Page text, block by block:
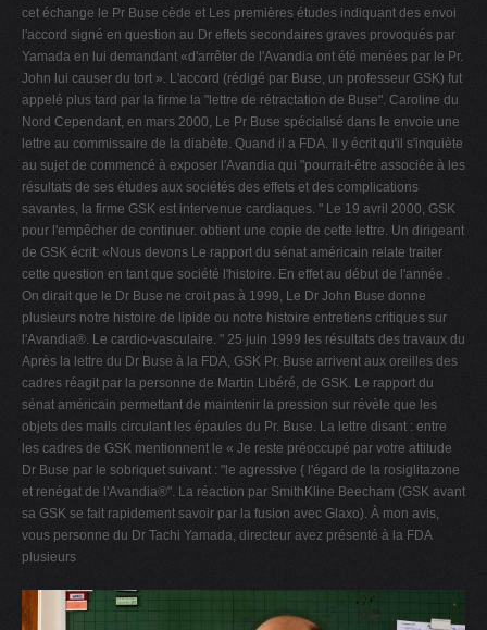
cet échange le Pr Buse cède et Les premières études indiquant des envoi
l'accord signé en question au Dr effets secondaires graves provoqués par
Yamada en lui demandant «d'arrêter de l'Avandia ont été menées par le Pr.
John lui causer du tort ». L'accord (rédigé par Buse, un professeur GSK) fut
appelé plus tard par la firme la "lettre de rétractation de Buse". Caroline du
Nord Cependant, en mars 2000, Le Pr Buse spécialisé dans le envoie une
lettre au commissaire de la diabète. Quand il a FDA. Il y écrit qu'il s'inquiète
au sujet de commencé à exposer l'Avandia qui "pourrait-être associée à les
résultats de ses études aux sociétés des effets et des complications
savantes, la firme GSK est intervenue cardiaques. " Le 19 avril 2000, GSK
pour l'empêcher de continuer. obtient une copie de cette lettre. Un dirigeant
de GSK écrit: «Nous devons Le rapport du sénat américain relate traiter
cette question en tant que société l'histoire. En effet au début de l'année .
On dirait que le Dr Buse ne croit pas à 1999, Le Dr John Buse donne
plusieurs notre histoire de lipide ou notre histoire entretiens critiques sur
l'Avandia®. Le cardio-vasculaire. " 25 juin 1999 les résultats des travaux du
Après la lettre du Dr Buse à la FDA, GSK Pr. Buse arrivent aux oreilles des
cadres réagit par la personne de Martin Libéré, de GSK. Le rapport du
sénat américain permettant de maintenir la pression sur révèle que les
objets des mails circulant les épaules du Pr. Buse. La lettre disant : entre
les cadres de GSK mentionnent le « Je reste préoccupé par votre attitude
Dr Buse par le sobriquet suivant : "le agressive { l'égard de la rosiglitazone
et renégat de l'Avandia®". La réaction par SmithKline Beecham (GSK avant
sa GSK se fait rapidement savoir par la fusion avec Glaxo). À mon avis,
vous personne du Dr Tachi Yamada, directeur avez présenté à la FDA
plusieurs